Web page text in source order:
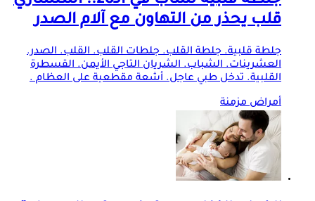
قلب يحذر من التهاون مع آلام الصدر
جلطة قلبية. جلطة القلب. جلطات القلب. القلب. الصدر.
العشرينات. الشباب. الشريان التاجي الأيمن. القسطرة
القلبية. تدخل طبي عاجل. أشعة مقطعية على العظام .
أمراض مزمنة